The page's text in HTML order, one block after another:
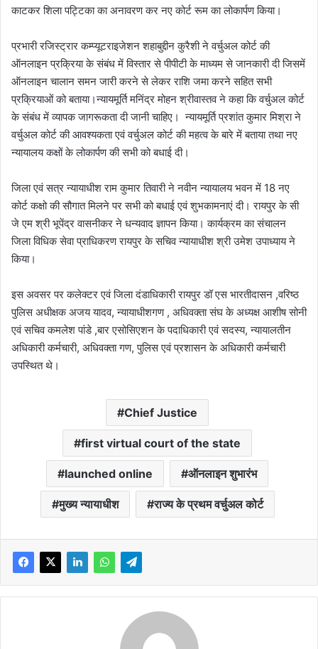
काटकर शिला पट्टिका का अनावरण कर नए कोर्ट रूम का लोकार्पण किया।
प्रभारी रजिस्ट्रार कम्प्यूटराइजेशन शहाबुद्दीन कुरैशी ने वर्चुअल कोर्ट की
ऑनलाइन प्रक्रिया के संबंध में विस्तार से पीपीटी के माध्यम से जानकारी दी जिसमें
ऑनलाइन चालान समन जारी करने से लेकर राशि जमा करने सहित सभी
प्रक्रियाओं को बताया।न्यायमूर्ति मनिंद्र मोहन श्रीवास्तव ने कहा कि वर्चुअल कोर्ट
के संबंध में व्यापक जागरूकता दी जानी चाहिए। न्यायमूर्ति प्रशांत कुमार मिश्रा ने
वर्चुअल कोर्ट की आवश्यकता एवं वर्चुअल कोर्ट की महत्व के बारे में बताया तथा नए
न्यायालय कक्षों के लोकार्पण की सभी को बधाई दी।
जिला एवं सत्र न्यायाधीश राम कुमार तिवारी ने नवीन न्यायालय भवन में 18 नए
कोर्ट कक्षो की सौगात मिलने पर सभी को बधाई एवं शुभकामनाएं दी। रायपुर के सी
जे एम श्री भूपेंद्र वासनीकर ने धन्यवाद ज्ञापन किया। कार्यक्रम का संचालन
जिला विधिक सेवा प्राधिकरण रायपुर के सचिव न्यायाधीश श्री उमेश उपाध्याय ने
किया।
इस अवसर पर कलेक्टर एवं जिला दंडाधिकारी रायपुर डॉ एस भारतीदासन ,वरिष्ठ
पुलिस अधीक्षक अजय यादव, न्यायाधीशगण , अधिवक्ता संघ के अध्यक्ष आशीष सोनी
एवं सचिव कमलेश पांडे ,बार एसोसिएशन के पदाधिकारी एवं सदस्य, न्यायालतीन
अधिकारी कर्मचारी, अधिवक्ता गण, पुलिस एवं प्रशासन के अधिकारी कर्मचारी
उपस्थित थे।
Chief Justice
first virtual court of the state
launched online ऑनलाइन शुभारंभ
मुख्य न्यायाधीश राज्य के प्रथम वर्चुअल कोर्ट